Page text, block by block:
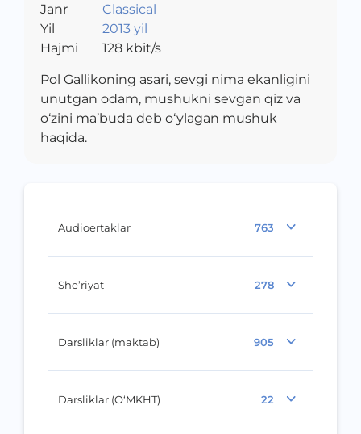
Audioertaklar 763
She’riyat 278
Darsliklar (maktab) 905
Darsliklar (O‘MKHT) 22
Janr
Classical
Yil
2013 yil
Hajmi
128kbit/s
Pol Gallikoning asari, sevgi nima ekanligini
unutgan odam, mushukni sevgan qiz va
o‘zini ma’buda deb o‘ylagan mushuk
haqida.